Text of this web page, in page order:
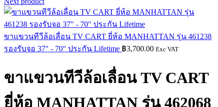
ขาแขวนทีวีล้อเลื่อน TV CART ยี่ห้อ MANHATTAN รุ่น 461238
รองรับจอ 37" - 70" ประกัน Lifetime ฿3,700.00 Exc VAT
ขาแขวนทีวีล้อเลื่อน TV CART
ยี่ห้อ MANHATTAN รุ่น 462068